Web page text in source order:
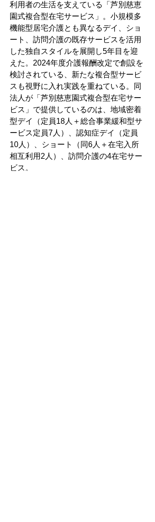
利用者の生活を支えている「芦別慈恵
園式複合型在宅サービス」。小規模多
機能型居宅介護とも異なるデイ、ショ
ート、訪問介護の既存サービスを活用
した独自スタイルを展開し5年目を迎
えた。2024年度介護報酬改定で創設を
検討されている、新たな複合型サービ
スも視野に入れ実践を重ねている。同
法人が「芦別慈恵園式複合型在宅サー
ビス」で提供しているのは、地域密着
型デイ（定員18人＋総合事業緩和型サ
ービス定員7人）、認知症デイ（定員
10人）、ショート（同6人＋在宅入所
相互利用2人）、訪問介護の4在宅サー
ビス。